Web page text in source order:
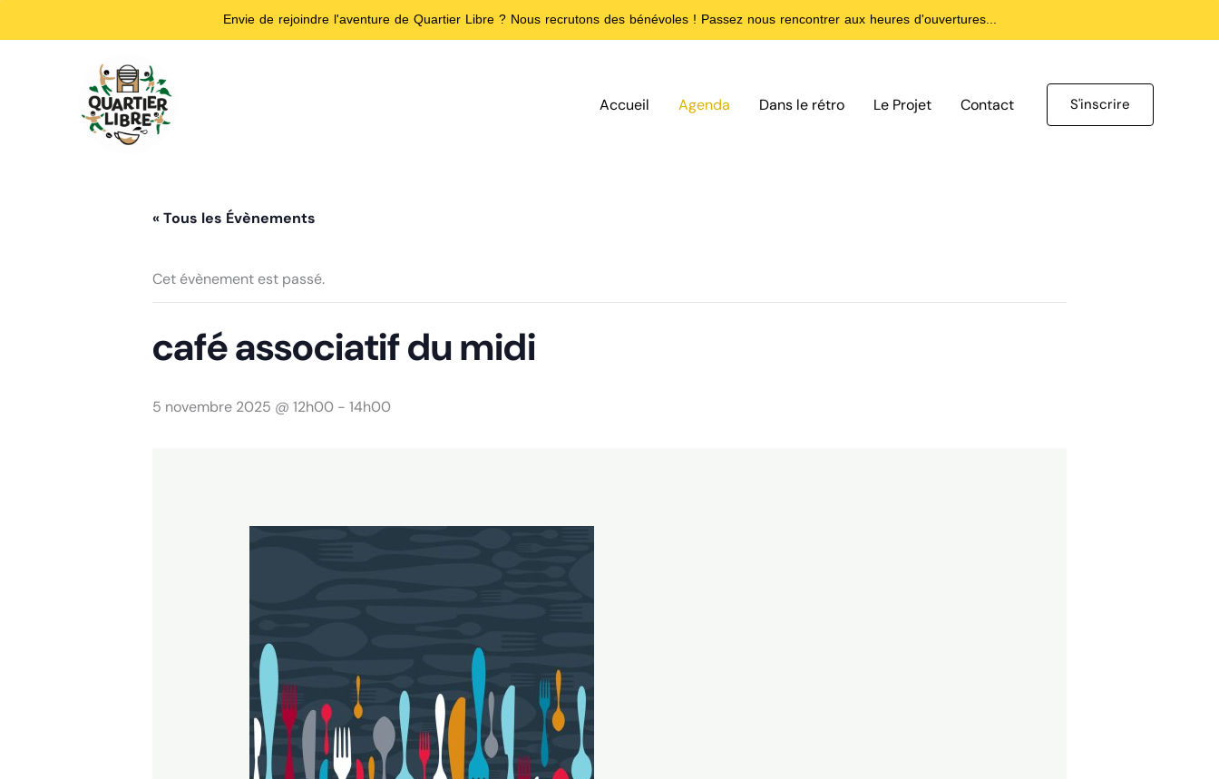
Envie de rejoindre l'aventure de Quartier Libre ? Nous recrutons des bénévoles ! Passez nous rencontrer aux heures d'ouvertures...
Accueil Agenda Dans le rétro Le Projet Contact S'inscrire
« Tous les Évènements
Cet évènement est passé.
café associatif du midi
5 novembre 2025 @ 12h00 - 14h00